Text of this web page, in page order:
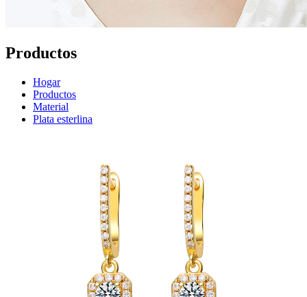
Productos
Hogar
Productos
Material
Plata esterlina